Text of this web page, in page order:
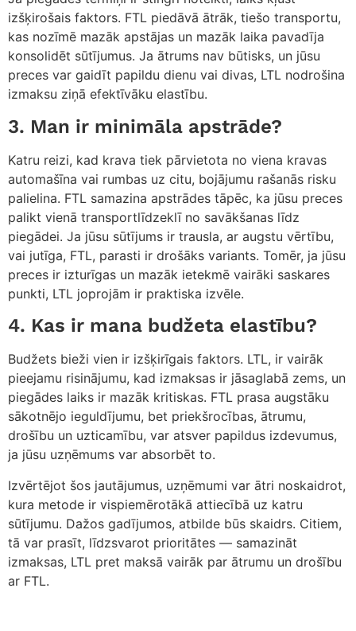
izšķirošais faktors. FTL piedāvā ātrāk, tiešo transportu,
kas nozīmē mazāk apstājas un mazāk laika pavadīja
konsolidēt sūtījumus. Ja ātrums nav būtisks, un jūsu
preces var gaidīt papildu dienu vai divas, LTL nodrošina
izmaksu ziņā efektīvāku elastību.
3. Man ir minimāla apstrāde?
Katru reizi, kad krava tiek pārvietota no viena kravas
automašīna vai rumbas uz citu, bojājumu rašanās risku
palielina. FTL samazina apstrādes tāpēc, ka jūsu preces
palikt vienā transportlīdzeklī no savākšanas līdz
piegādei. Ja jūsu sūtījums ir trausla, ar augstu vērtību,
vai jutīga, FTL, parasti ir drošāks variants. Tomēr, ja jūsu
preces ir izturīgas un mazāk ietekmē vairāki saskares
punkti, LTL joprojām ir praktiska izvēle.
4. Kas ir mana budžeta elastību?
Budžets bieži vien ir izšķirīgais faktors. LTL, ir vairāk
pieejamu risinājumu, kad izmaksas ir jāsaglabā zems, un
piegādes laiks ir mazāk kritiskas. FTL prasa augstāku
sākotnējo ieguldījumu, bet priekšrocības, ātrumu,
drošību un uzticamību, var atsver papildus izdevumus,
ja jūsu uzņēmums var absorbēt to.
Izvērtējot šos jautājumus, uzņēmumi var ātri noskaidrot,
kura metode ir vispiemērotākā attiecībā uz katru
sūtījumu. Dažos gadījumos, atbilde būs skaidrs. Citiem,
tā var prasīt, līdzsvarot prioritātes — samazināt
izmaksas, LTL pret maksā vairāk par ātrumu un drošību
ar FTL.